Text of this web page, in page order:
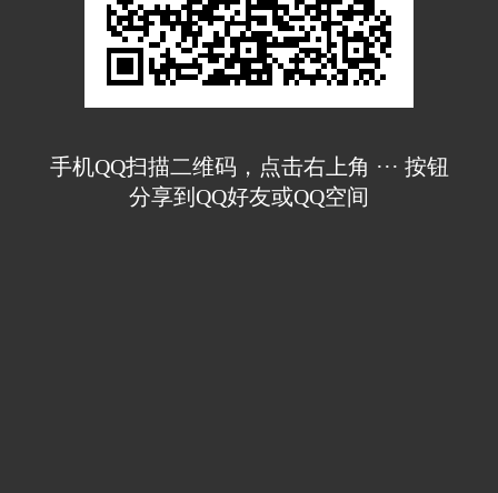
手机QQ扫描二维码，点击右上角 ··· 按钮
分享到QQ好友或QQ空间